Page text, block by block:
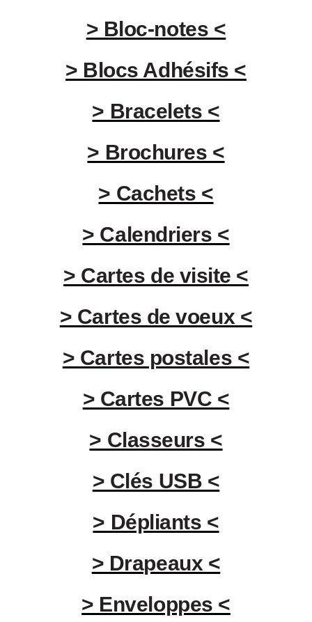
> Bloc-notes <
> Blocs Adhésifs <
> Bracelets <
> Brochures <
> Cachets <
> Calendriers <
> Cartes de visite <
> Cartes de voeux <
> Cartes postales <
> Cartes PVC <
> Classeurs <
> Clés USB <
> Dépliants <
> Drapeaux <
> Enveloppes <